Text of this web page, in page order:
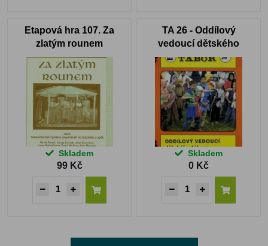
Etapová hra 107. Za
zlatým rounem
Skladem
99 Kč
TA 26 - Oddílový
vedoucí dětského
tábora
Skladem
0 Kč